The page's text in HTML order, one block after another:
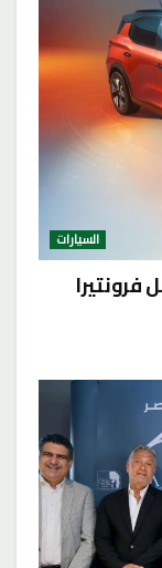
السيارات